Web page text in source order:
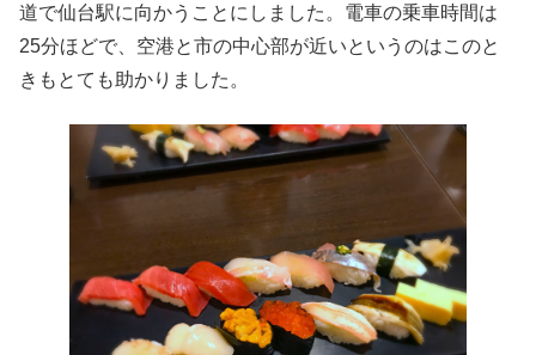
道で仙台駅に向かうことにしました。電車の乗車時間は
25分ほどで、空港と市の中心部が近いというのはこのと
きもとても助かりました。